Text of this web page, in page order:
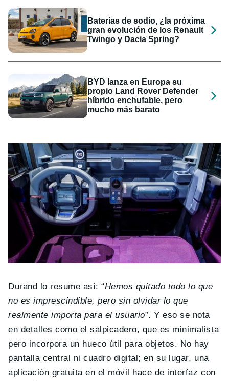
Baterías de sodio, ¿la próxima
gran evolución de los Renault
Twingo y Dacia Spring?
BYD lanza en Europa su
propio Land Rover Defender
híbrido enchufable, pero
mucho más barato
Durand lo resume así: “Hemos quitado todo lo que
no es imprescindible, pero sin olvidar lo que
realmente importa para el usuario”. Y eso se nota
en detalles como el salpicadero, que es minimalista
pero incorpora un hueco útil para objetos. No hay
pantalla central ni cuadro digital; en su lugar, una
aplicación gratuita en el móvil hace de interfaz con